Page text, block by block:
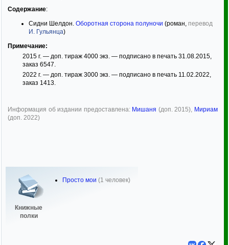
Содержание:
Сидни Шелдон. Оборотная сторона полуночи (роман, перевод
И. Гульянца)
Примечание:
2015 г. — доп. тираж 4000 экз. — подписано в печать 31.08.2015,
заказ 6547.
2022 г. — доп. тираж 3000 экз. — подписано в печать 11.02.2022,
заказ 1413.
Информация об издании предоставлена: Мишаня (доп. 2015), Мириам
(доп. 2022)
Книжные
полки
Просто мои (1 человек)